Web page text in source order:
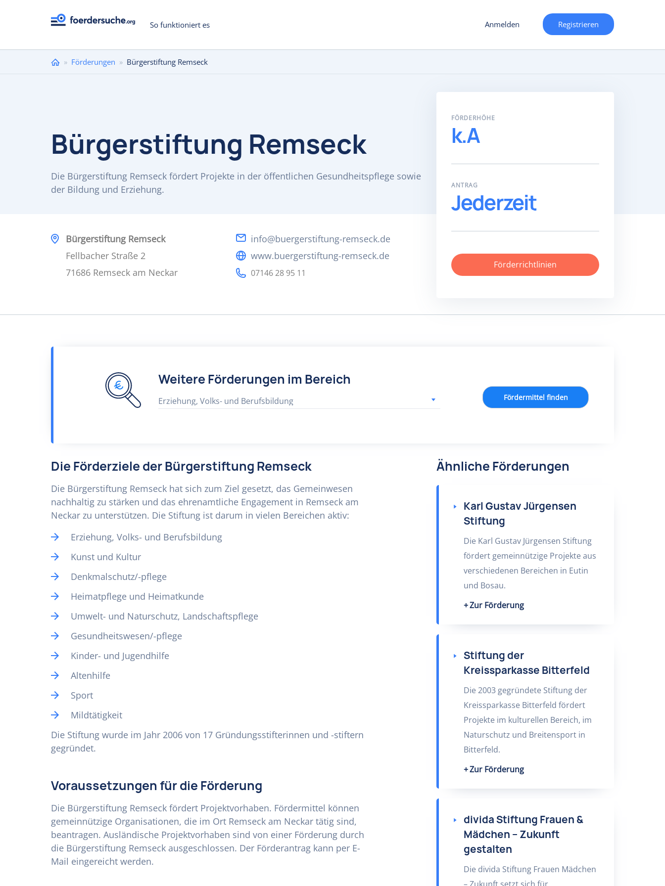
So funktioniert es Anmelden Registrieren
Sie
» Förderungen » Bürgerstiftung Remseck
Bürgerstiftung Remseck
Die Bürgerstiftung Remseck fördert Projekte in der öffentlichen Gesundheitspflege sowie
der Bildung und Erziehung.
Bürgerstiftung Remseck
Fellbacher Straße 2
71686 Remseck am Neckar
info@buergerstiftung-remseck.de
www.buergerstiftung-remseck.de
07146 28 95 11
FÖRDERHÖHE
k.A
ANTRAG
Jederzeit
Förderrichtlinien
Weitere Förderungen im Bereich
Erziehung, Volks- und Berufsbildung Fördermittel finden
Die Förderziele der Bürgerstiftung Remseck
Die Bürgerstiftung Remseck hat sich zum Ziel gesetzt, das Gemeinwesen
nachhaltig zu stärken und das ehrenamtliche Engagement in Remseck am
Neckar zu unterstützen. Die Stiftung ist darum in vielen Bereichen aktiv:
Erziehung, Volks- und Berufsbildung
Kunst und Kultur
Denkmalschutz/-pflege
Heimatpflege und Heimatkunde
Umwelt- und Naturschutz, Landschaftspflege
Gesundheitswesen/-pflege
Kinder- und Jugendhilfe
Altenhilfe
Sport
Mildtätigkeit
Die Stiftung wurde im Jahr 2006 von 17 Gründungsstifterinnen und -stiftern
gegründet.
Voraussetzungen für die Förderung
Die Bürgerstiftung Remseck fördert Projektvorhaben. Fördermittel können
gemeinnützige Organisationen, die im Ort Remseck am Neckar tätig sind,
beantragen. Ausländische Projektvorhaben sind von einer Förderung durch
die Bürgerstiftung Remseck ausgeschlossen. Der Förderantrag kann per E-
Mail eingereicht werden.
Ähnliche Förderungen
Karl Gustav Jürgensen
Stiftung
Die Karl Gustav Jürgensen Stiftung
fördert gemeinnützige Projekte aus
verschiedenen Bereichen in Eutin
und Bosau.
Zur Förderung
Stiftung der
Kreissparkasse Bitterfeld
Die 2003 gegründete Stiftung der
Kreissparkasse Bitterfeld fördert
Projekte im kulturellen Bereich, im
Naturschutz und Breitensport in
Bitterfeld.
Zur Förderung
divida Stiftung Frauen &
Mädchen – Zukunft
gestalten
Die divida Stiftung Frauen Mädchen